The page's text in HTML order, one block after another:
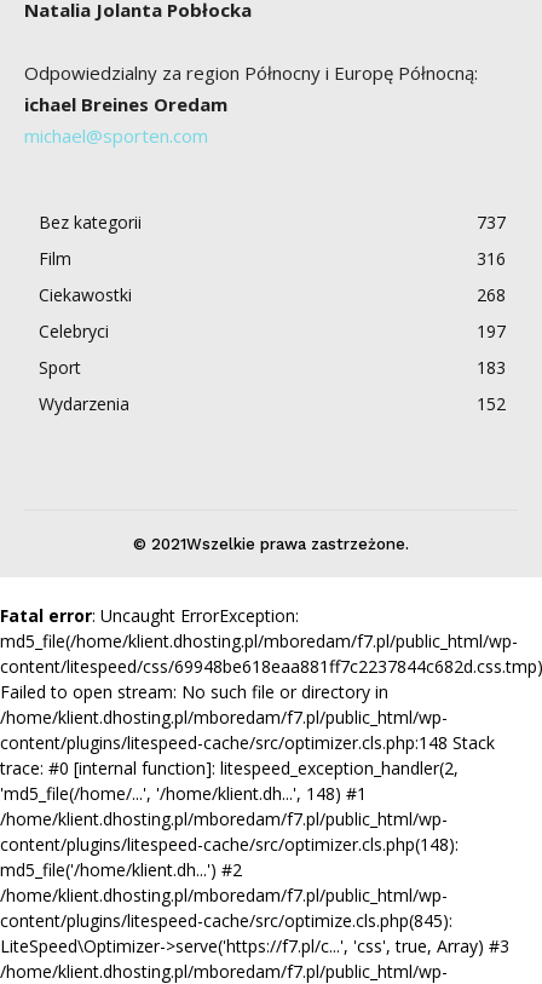
Natalia Jolanta Pobłocka
Odpowiedzialny za region Północny i Europę Północną:
ichael Breines Oredam
michael@sporten.com
Bez kategorii
737
Film
316
Ciekawostki
268
Celebryci
197
Sport
183
Wydarzenia
152
© 2021Wszelkie prawa zastrzeżone.
Fatal error: Uncaught ErrorException:
md5_file(/home/klient.dhosting.pl/mboredam/f7.pl/public_html/wp-
content/litespeed/css/
Failed to open stream: No such file or directory in
/home/klient.dhosting.pl/mboredam/f7.pl/public_html/wp-
content/plugins/litespeed-cache/src/optimizer.cls.php:148 Stack
trace: #0 [internal function]: litespeed_exception_handler(2,
'md5_file(/home/...', '/home/klient.dh...', 148) #1
/home/klient.dhosting.pl/mboredam/f7.pl/public_html/wp-
content/plugins/litespeed-cache/src/optimizer.cls.php(148):
md5_file('/home/klient.dh...') #2
/home/klient.dhosting.pl/mboredam/f7.pl/public_html/wp-
content/plugins/litespeed-cache/src/optimize.cls.php(845):
LiteSpeed\Optimizer->serve('https://f7.pl/c...', 'css', true, Array) #3
/home/klient.dhosting.pl/mboredam/f7.pl/public_html/wp-